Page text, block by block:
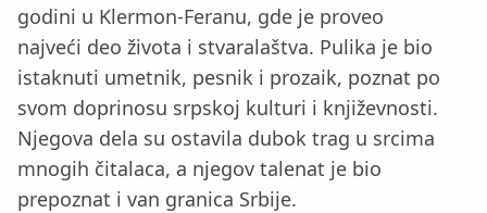
godini u Klermon-Feranu, gde je proveo
najveći deo života i stvaralaštva. Pulika je bio
istaknuti umetnik, pesnik i prozaik, poznat po
svom doprinosu srpskoj kulturi i književnosti.
Njegova dela su ostavila dubok trag u srcima
mnogih čitalaca, a njegov talenat je bio
prepoznat i van granica Srbije.